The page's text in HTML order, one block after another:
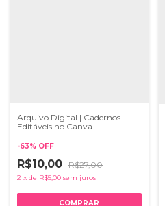
Arquivo Digital | Cadernos
Editáveis no Canva
-63% OFF
R$10,00 R$27,00
2 x de R$5,00 sem juros